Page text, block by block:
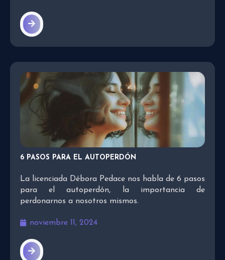
6 PASOS PARA EL AUTOPERDÓN
La licenciada Débora Pedace nos habla de 6 pasos
para el autoperdón, la importancia de
perdonarnos a nosotros mismos.
noviembre 11, 2024